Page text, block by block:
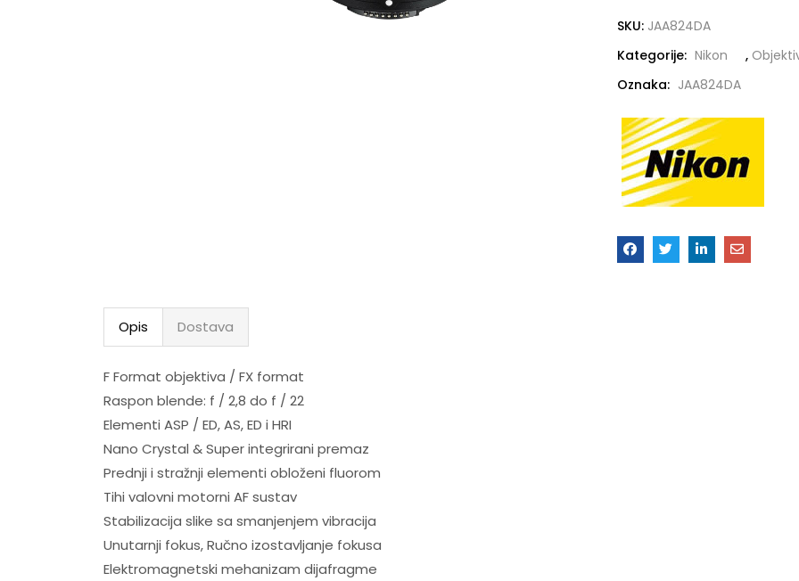
SKU: JAA824DA
Kategorije: Nikon ,
Oznaka: JAA824DA
Opis Dostava
F Format objektiva / FX format
Raspon blende: f / 2,8 do f / 22
Elementi ASP / ED, AS, ED i HRI
Nano Crystal & Super integrirani premaz
Prednji i stražnji elementi obloženi fluorom
Tihi valovni motorni AF sustav
Stabilizacija slike sa smanjenjem vibracija
Unutarnji fokus, Ručno izostavljanje fokusa
Elektromagnetski mehanizam dijafragme